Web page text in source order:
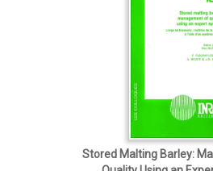
Stored Malting Barley: